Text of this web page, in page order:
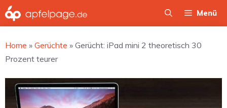
Zum
Inhalt
Menü
Home » Gerüchte » Gerücht: iPad mini 2 theoretisch 30
Prozent teurer